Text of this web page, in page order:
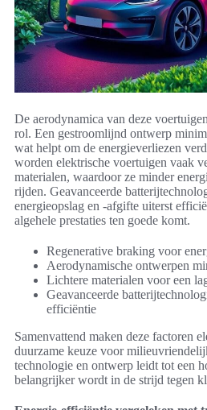
De aerodynamica van deze
rol. Een gestroomlijnd ontwerp
wat helpt om de energieverliezen
worden elektrische voertuigen vaak
materialen, waardoor ze minder
rijden. Geavanceerde
energieopslag en -afgifte uiterst
algehele prestaties ten goede komt.
Regenerative braking voor
Aerodynamische ontwerpen
Lichtere materialen voor een
Geavanceerde
efficiëntie
Samenvattend maken deze factoren
duurzame keuze voor
technologie en ontwerp leidt tot een
belangrijker wordt in de strijd tegen